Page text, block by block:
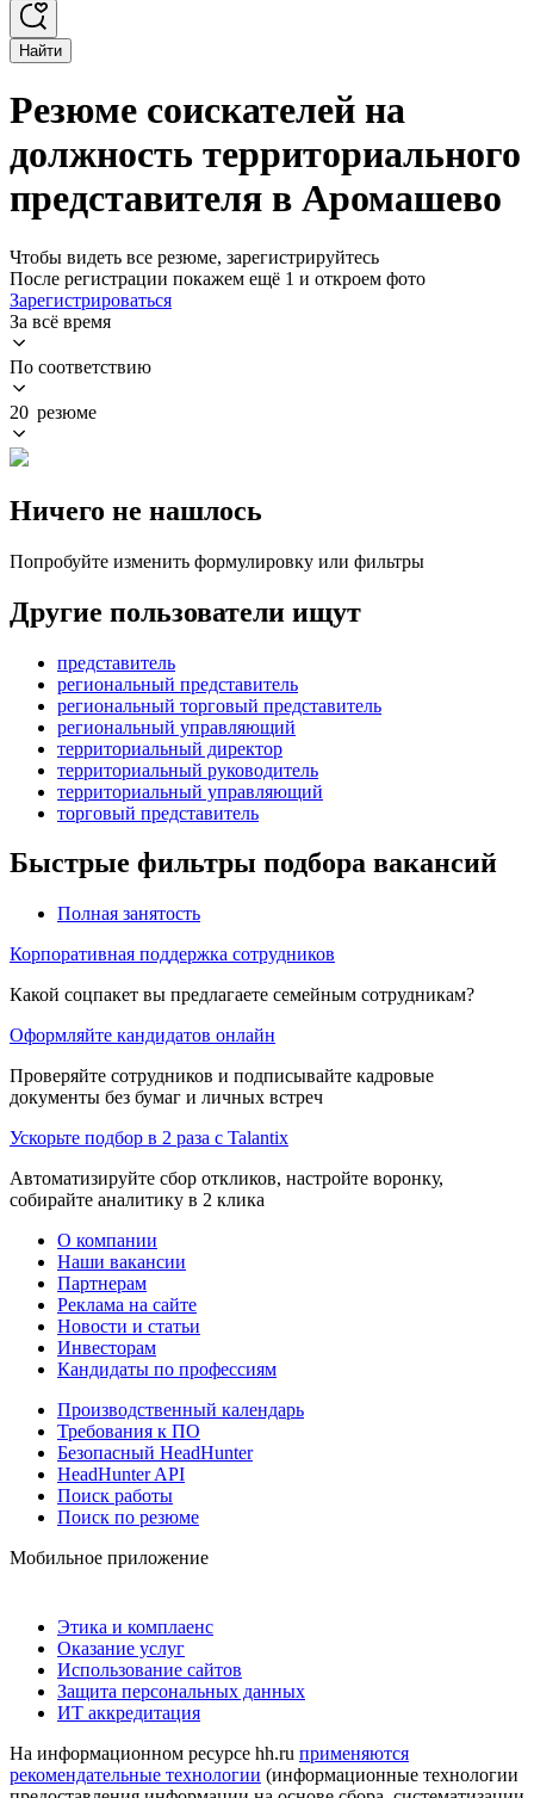
Найти
Резюме соискателей на
должность территориального
представителя в Аромашево
Чтобы видеть все резюме, зарегистрируйтесь
После регистрации покажем ещё 1 и откроем фото
Зарегистрироваться
За всё время
По соответствию
20 резюме
Ничего не нашлось
Попробуйте изменить формулировку или фильтры
Другие пользователи ищут
представитель
региональный представитель
региональный торговый представитель
региональный управляющий
территориальный директор
территориальный руководитель
территориальный управляющий
торговый представитель
Быстрые фильтры подбора вакансий
Полная занятость
Корпоративная поддержка сотрудников
Какой соцпакет вы предлагаете семейным сотрудникам?
Оформляйте кандидатов онлайн
Проверяйте сотрудников и подписывайте кадровые
документы без бумаг и личных встреч
Ускорьте подбор в 2 раза с Talantix
Автоматизируйте сбор откликов, настройте воронку,
собирайте аналитику в 2 клика
О компании
Наши вакансии
Партнерам
Реклама на сайте
Новости и статьи
Инвесторам
Кандидаты по профессиям
Производственный календарь
Требования к ПО
Безопасный HeadHunter
HeadHunter API
Поиск работы
Поиск по резюме
Мобильное приложение
Этика и комплаенс
Оказание услуг
Использование сайтов
Защита персональных данных
ИТ аккредитация
На информационном ресурсе hh.ru применяются
рекомендательные технологии (информационные технологии